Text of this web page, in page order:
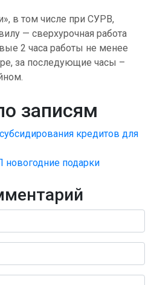
в том числе при СУРВ,
— сверхурочная работа
2 часа работы не менее
за последующие часы –
записям
кредитов для
подарки